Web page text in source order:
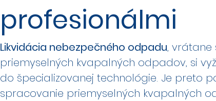
profesionálmi
Likvidácia nebezpečného odpadu, vrátane
priemyselných kvapalných odpadov, si
do špecializovanej technológie. Je preto
spracovanie priemyselných kvapalných